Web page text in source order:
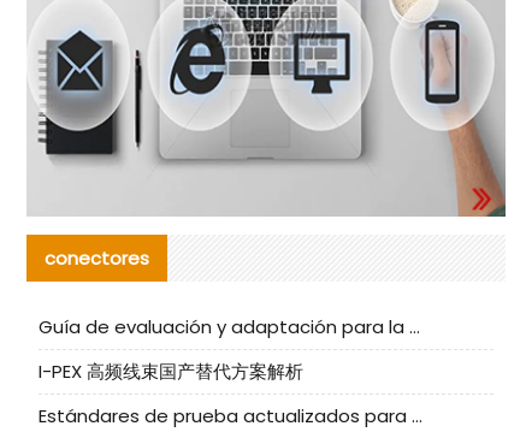
conectores
Guía de evaluación y adaptación para la producción en serie de componentes de cables nacionales para CNC Tech
I-PEX 高频线束国产替代方案解析
Estándares de prueba actualizados para conectores nacionales bajo la referencia de CLIFF